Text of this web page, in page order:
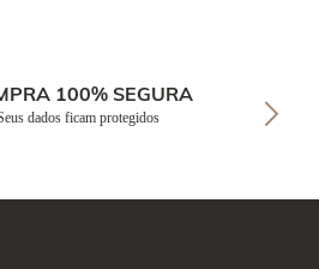
100% SEGURA
dados ficam protegidos